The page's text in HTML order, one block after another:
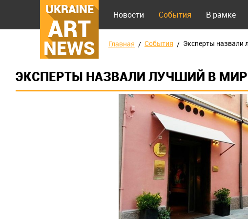
UKRAINE
ART
NEWS
Новости События В рамке
Главная События Эксперты назвали
ЭКСПЕРТЫ НАЗВАЛИ ЛУЧШИЙ В